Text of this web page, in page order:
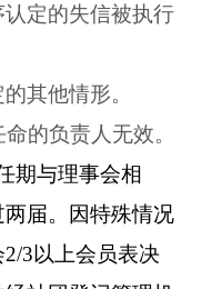
认定的失信被执行
其他情形。
的负责人无效。
期与理事会相
届。因特殊情况
2/3以上会员表决